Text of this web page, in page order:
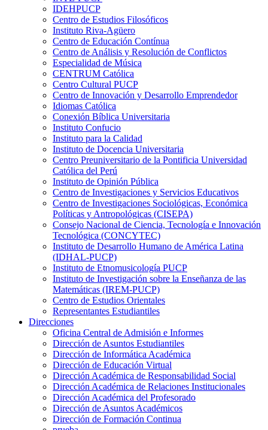
IDEHPUCP
Centro de Estudios Filosóficos
Instituto Riva-Agüero
Centro de Educación Contínua
Centro de Análisis y Resolución de Conflictos
Especialidad de Música
CENTRUM Católica
Centro Cultural PUCP
Centro de Innovación y Desarrollo Emprendedor
Idiomas Católica
Conexión Bíblica Universitaria
Instituto Confucio
Instituto para la Calidad
Instituto de Docencia Universitaria
Centro Preuniversitario de la Pontificia Universidad
Católica del Perú
Instituto de Opinión Pública
Centro de Investigaciones y Servicios Educativos
Centro de Investigaciones Sociológicas, Económica
Políticas y Antropológicas (CISEPA)
Consejo Nacional de Ciencia, Tecnología e Innovación
Tecnológica (CONCYTEC)
Instituto de Desarrollo Humano de América Latina
(IDHAL-PUCP)
Instituto de Etnomusicología PUCP
Instituto de Investigación sobre la Enseñanza de las
Matemáticas (IREM-PUCP)
Centro de Estudios Orientales
Representantes Estudiantiles
Direcciones
Oficina Central de Admisión e Informes
Dirección de Asuntos Estudiantiles
Dirección de Informática Académica
Dirección de Educación Virtual
Dirección Académica de Responsabilidad Social
Dirección Académica de Relaciones Institucionales
Dirección Académica del Profesorado
Dirección de Asuntos Académicos
Dirección de Formación Continua